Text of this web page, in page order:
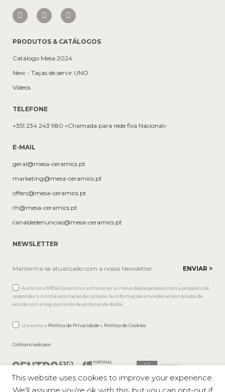
PRODUTOS & CATÁLOGOS
Catálogo Mesa 2024
New - Taças de servir UNO
Vídeos
TELEFONE
+351 234 243 980 «Chamada para rede fixa Nacional»
E-MAIL
geral@mesa-ceramics.pt
marketing@mesa-ceramics.pt
offers@mesa-ceramics.pt
rh@mesa-ceramics.pt
canaldedenuncias@mesa-ceramics.pt
NEWSLETTER
Autorizo a MESA Ceramics a armazenar os meus dados pessoais com a propósito de
responder à minha solicitação de contato. As informações enviadas serão tratadas de
acordo com o regulamento de proteção de dados.
Li e aceito a Política de Privacidadee Política de Cookies
Cofinanciado por:
This website uses cookies to improve your experience.